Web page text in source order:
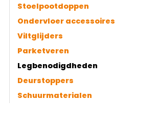
Stoelpootdoppen
Ondervloer accessoires
Viltglijders
Parketveren
Legbenodigdheden
Deurstoppers
Schuurmaterialen